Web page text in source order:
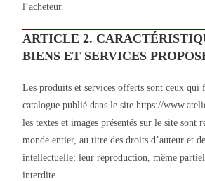
l’acheteur.
ARTICLE 2.
BIENS ET SERVICES
Les produits et services offerts sont ceux qui
catalogue publié dans le site https://
les textes et images présentés sur le site sont
monde entier, au titre des droits d’auteur et
intellectuelle; leur reproduction, même
interdite.